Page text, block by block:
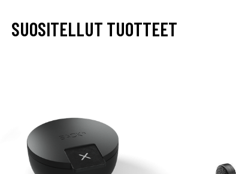
SUOSITELLUT TUOTTEET